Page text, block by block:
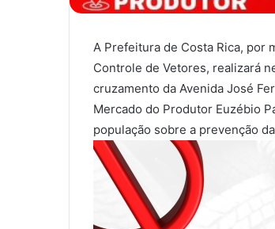
A Prefeitura de Costa Rica, por
Controle de Vetores, realizará
cruzamento da Avenida José
Mercado do Produtor Euzébio
população sobre a prevenção